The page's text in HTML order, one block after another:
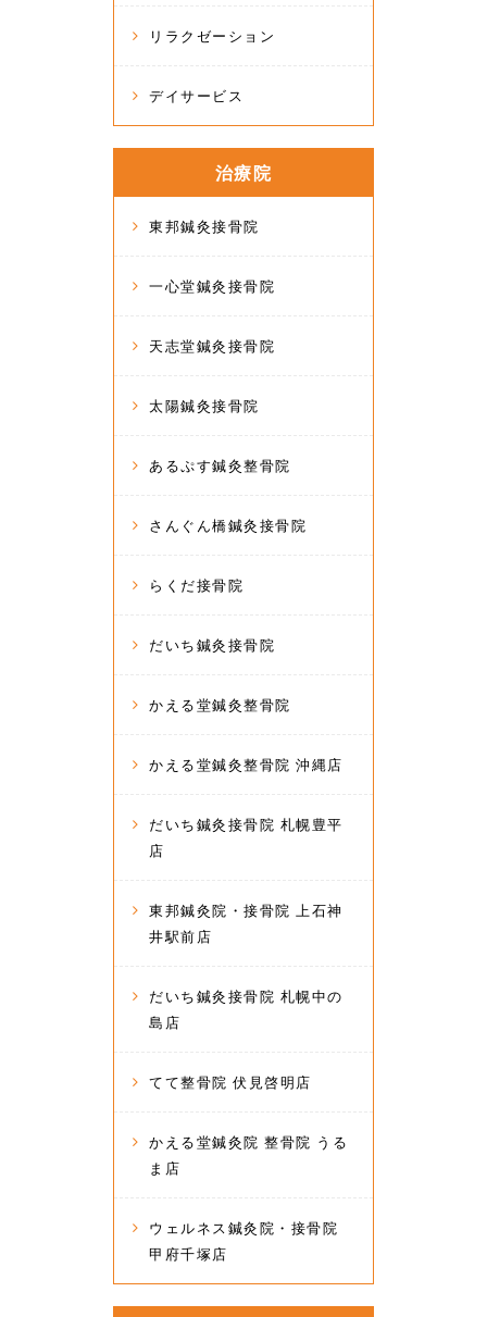
リラクゼーション
デイサービス
治療院
東邦鍼灸接骨院
一心堂鍼灸接骨院
天志堂鍼灸接骨院
太陽鍼灸接骨院
あるぷす鍼灸整骨院
さんぐん橋鍼灸接骨院
らくだ接骨院
だいち鍼灸接骨院
かえる堂鍼灸整骨院
かえる堂鍼灸整骨院 沖縄店
だいち鍼灸接骨院 札幌豊平
店
東邦鍼灸院・接骨院 上石神
井駅前店
だいち鍼灸接骨院 札幌中の
島店
てて整骨院 伏見啓明店
かえる堂鍼灸院 整骨院 うる
ま店
ウェルネス鍼灸院・接骨院
甲府千塚店